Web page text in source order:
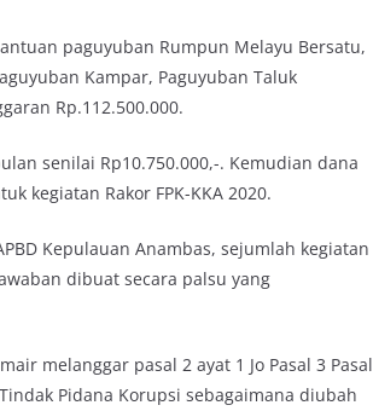
paguyuban Rumpun Melayu Bersatu,
Kampar, Paguyuban Taluk
Rp.112.500.000.
senilai Rp10.750.000,-. Kemudian dana
kegiatan Rakor FPK-KKA 2020.
Kepulauan Anambas, sejumlah kegiatan
dibuat secara palsu yang
melanggar pasal 2 ayat 1 Jo Pasal 3 Pasal
Pidana Korupsi sebagaimana diubah